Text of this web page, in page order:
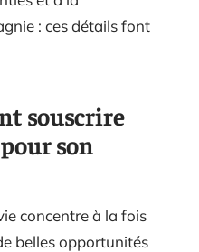
: ces détails font
souscrire
son
concentre à la fois
belles opportunités